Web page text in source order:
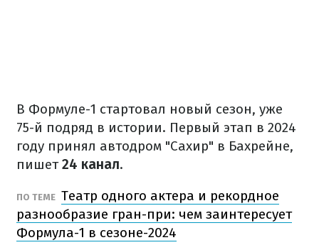
В Формуле-1 стартовал новый сезон, уже
75-й подряд в истории. Первый этап в 2024
году принял автодром "Сахир" в Бахрейне,
пишет24 канал.
ПО ТЕМЕ Театр одного актера и рекордное
разнообразие гран-при: чем заинтересует
Формула-1 в сезоне-2024